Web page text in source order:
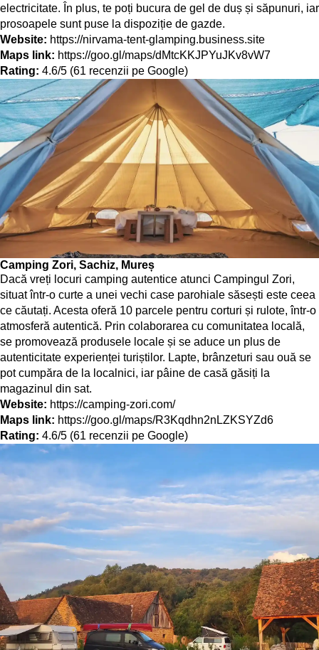
electricitate. În plus, te poți bucura de gel de duș și săpunuri, iar
prosoapele sunt puse la dispoziție de gazde.
Website: https://nirvama-tent-glamping.business.site
Maps link: https://goo.gl/maps/dMtcKKJPYuJKv8vW7
Rating: 4.6/5 (61 recenzii pe Google)
Camping Zori, Sachiz, Mureș
Dacă vreți locuri camping autentice atunci Campingul Zori,
situat într-o curte a unei vechi case parohiale săsești este ceea
ce căutați. Acesta oferă 10 parcele pentru corturi și rulote, într-o
atmosferă autentică. Prin colaborarea cu comunitatea locală,
se promovează produsele locale și se aduce un plus de
autenticitate experienței turiștilor. Lapte, brânzeturi sau ouă se
pot cumpăra de la localnici, iar pâine de casă găsiți la
magazinul din sat.
Website: https://camping-zori.com/
Maps link: https://goo.gl/maps/R3Kqdhn2nLZKSYZd6
Rating: 4.6/5 (61 recenzii pe Google)